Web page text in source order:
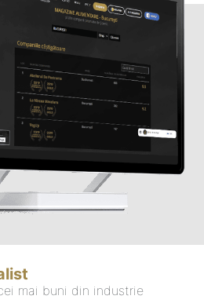
mai buni din industrie